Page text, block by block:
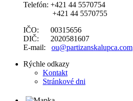
Telefón: +421 44 5570754
+421 44 5570755
IČO: 00315656
DIČ: 2020581607
E-mail: ou@partizanskalupca.com
Rýchle odkazy
Kontakt
Stránkové dni